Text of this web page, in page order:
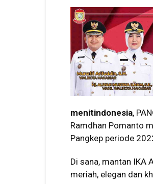
menitindonesia,
Ramdhan Pomanto
Pangkep periode
Di sana, mantan IKA
meriah, elegan dan